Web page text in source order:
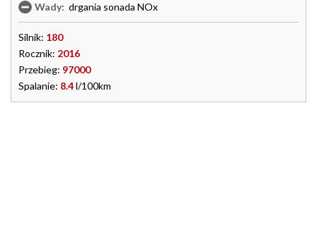
Wady: drgania sonada NOx
Silnik: 180
Rocznik: 2016
Przebieg: 97000
Spalanie: 8.4l/100km